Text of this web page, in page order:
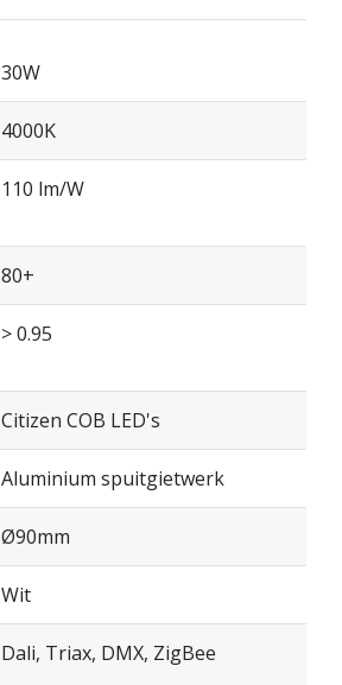
30W
4000K
110 lm/W
80+
> 0.95
Citizen COB LED's
Aluminium spuitgietwerk
Ø90mm
Wit
Dali, Triax, DMX, ZigBee